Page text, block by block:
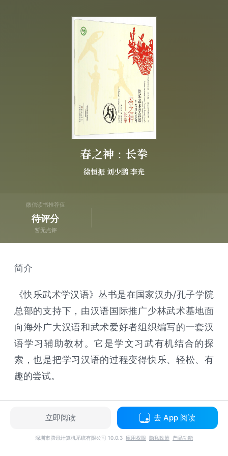
春之神：长拳
徐恒振 刘少鹏 李光
微信读书推荐值
待评分
暂无点评
简介
《快乐武术学汉语》丛书是在国家汉办/孔子学院
总部的支持下，由汉语国际推广少林武术基地面
向海外广大汉语和武术爱好者组织编写的一套汉
语学习辅助教材。它是学文习武有机结合的探
索，也是把学习汉语的过程变得快乐、轻松、有
趣的尝试。
立即阅读 去 App 阅读
深圳市腾讯计算机系统有限公司 10.0.3 应用权限 隐私政策 产品功能